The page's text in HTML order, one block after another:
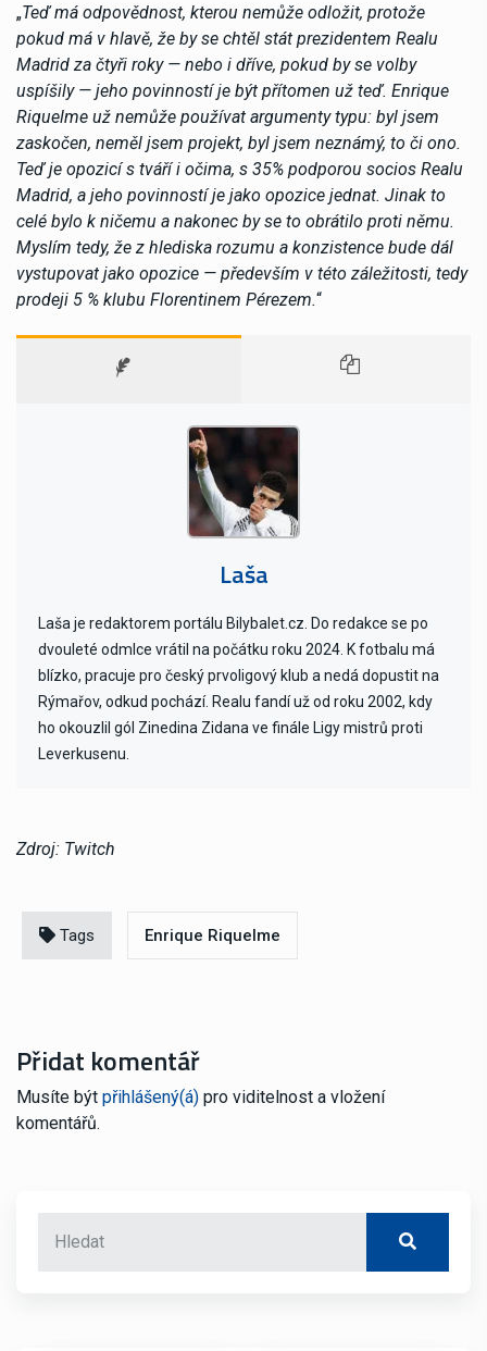
„Teď má odpovědnost, kterou nemůže odložit, protože
pokud má v hlavě, že by se chtěl stát prezidentem Realu
Madrid za čtyři roky — nebo i dříve, pokud by se volby
uspíšily — jeho povinností je být přítomen už teď. Enrique
Riquelme už nemůže používat argumenty typu: byl jsem
zaskočen, neměl jsem projekt, byl jsem neznámý, to či ono.
Teď je opozicí s tváří i očima, s 35% podporou socios Realu
Madrid, a jeho povinností je jako opozice jednat. Jinak to
celé bylo k ničemu a nakonec by se to obrátilo proti němu.
Myslím tedy, že z hlediska rozumu a konzistence bude dál
vystupovat jako opozice — především v této záležitosti, tedy
prodeji 5 % klubu Florentinem Pérezem.“
Laša
Laša je redaktorem portálu Bilybalet.cz. Do redakce se po
dvouleté odmlce vrátil na počátku roku 2024. K fotbalu má
blízko, pracuje pro český prvoligový klub a nedá dopustit na
Rýmařov, odkud pochází. Realu fandí už od roku 2002, kdy
ho okouzlil gól Zinedina Zidana ve finále Ligy mistrů proti
Leverkusenu.
Zdroj: Twitch
Tags Enrique Riquelme
Přidat komentář
Musíte být přihlášený(á) pro viditelnost a vložení
komentářů.